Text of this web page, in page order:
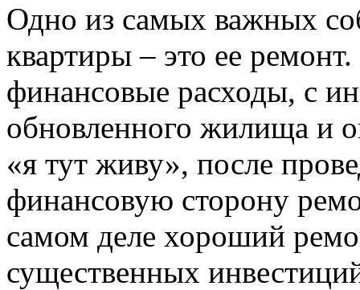
Одно из самых важных
квартиры – это ее ремонт.
финансовые расходы, с
обновленного жилища и
«я тут живу», после
финансовую сторону
самом деле хороший
существенных